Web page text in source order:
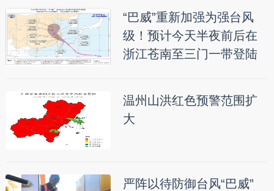
“巴威”重新加强为强台风
级！预计今天半夜前后在
浙江苍南至三门一带登陆
温州山洪红色预警范围扩
大
严阵以待防御台风“巴威”